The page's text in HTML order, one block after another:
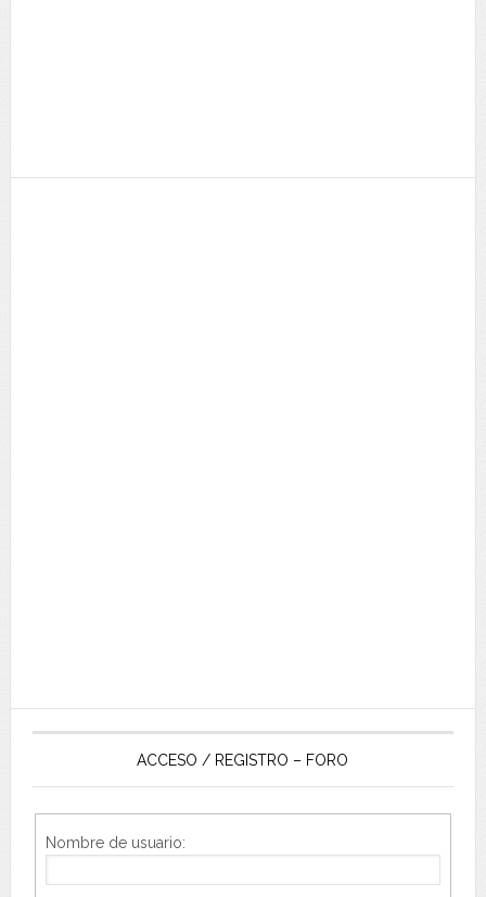
ACCESO / REGISTRO – FORO
Nombre de usuario: